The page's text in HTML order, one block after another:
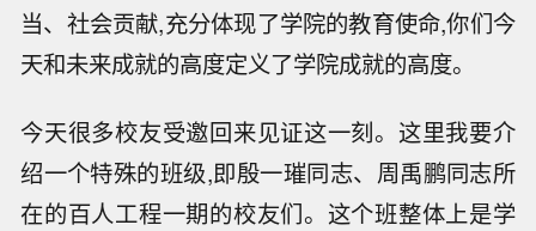
当、社会贡献,充分体现了学院的教育使命,你们今
天和未来成就的高度定义了学院成就的高度。
今天很多校友受邀回来见证这一刻。这里我要介
绍一个特殊的班级,即殷一璀同志、周禹鹏同志所
在的百人工程一期的校友们。这个班整体上是学